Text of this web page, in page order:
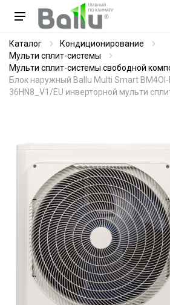
Каталог
Кондиционирование
Мульти сплит-системы
Мульти сплит-системы свободной
Блок наружный Ballu Multi Smart
36HN8_V1/EU инверторной мульти